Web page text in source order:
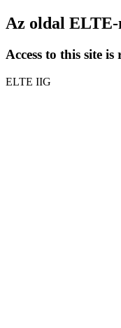
Az oldal
Access to this site
ELTE IIG